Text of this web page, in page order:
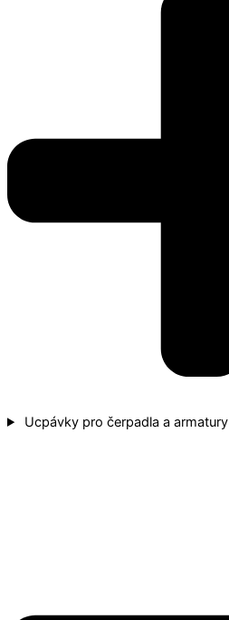
Ucpávky pro čerpadla a armatury